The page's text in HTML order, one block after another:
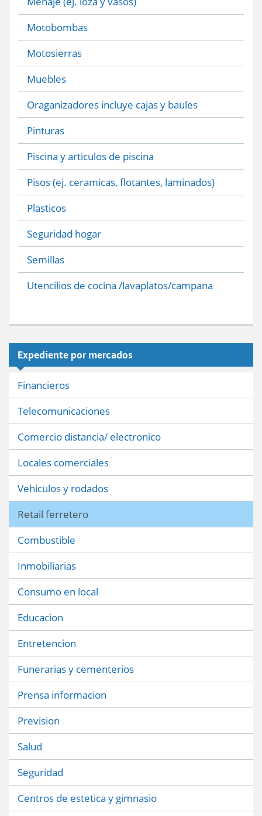
Motobombas
Motosierras
Muebles
Oraganizadores incluye cajas y baules
Pinturas
Piscina y articulos de piscina
Pisos (ej. ceramicas, flotantes, laminados)
Plasticos
Seguridad hogar
Semillas
Utencilios de cocina /lavaplatos/campana
Expediente por mercados
Financieros
Telecomunicaciones
Comercio distancia/ electronico
Locales comerciales
Vehiculos y rodados
Retail ferretero
Combustible
Inmobiliarias
Consumo en local
Educacion
Entretencion
Funerarias y cementerios
Prensa informacion
Prevision
Salud
Seguridad
Centros de estetica y gimnasio